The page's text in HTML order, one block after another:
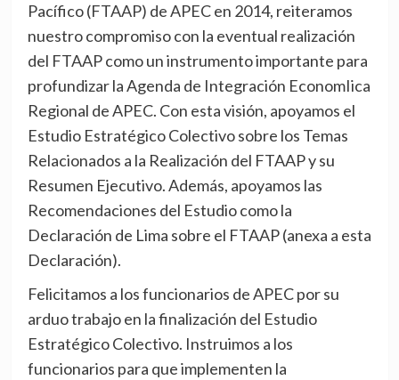
Pacífico (FTAAP) de APEC en 2014, reiteramos
nuestro compromiso con la eventual realización
del FTAAP como un instrumento importante para
profundizar la Agenda de Integración EconomIica
Regional de APEC. Con esta visión, apoyamos el
Estudio Estratégico Colectivo sobre los Temas
Relacionados a la Realización del FTAAP y su
Resumen Ejecutivo. Además, apoyamos las
Recomendaciones del Estudio como la
Declaración de Lima sobre el FTAAP (anexa a esta
Declaración).
Felicitamos a los funcionarios de APEC por su
arduo trabajo en la finalización del Estudio
Estratégico Colectivo. Instruimos a los
funcionarios para que implementen la